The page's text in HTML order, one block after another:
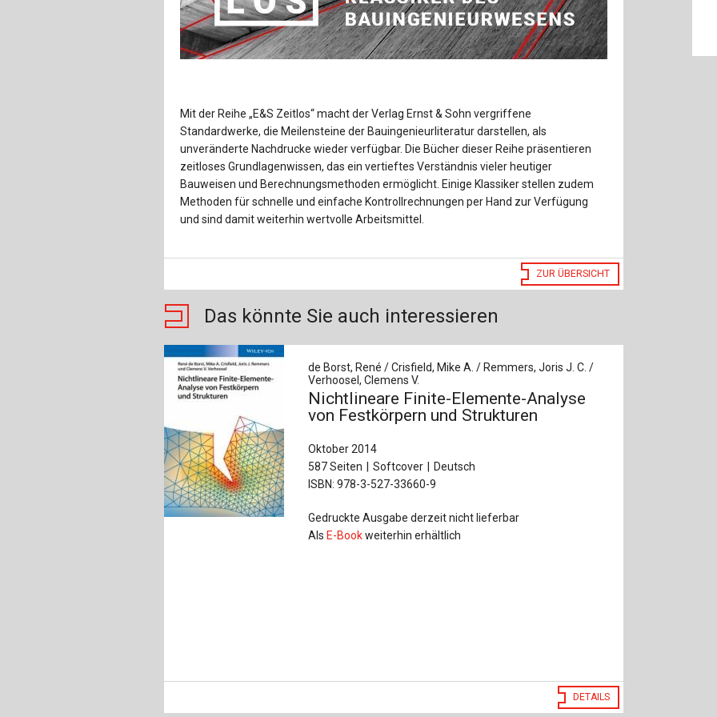
Baustoffe
Bautechnikgeschichte
Brückenbau
E&S Zeitlos
Mit der Reihe „E&S Zeitlos“ macht der Verlag Ernst & Sohn vergriffene
Standardwerke, die Meilensteine der Bauingenieurliteratur darstellen, als
unveränderte Nachdrucke wieder verfügbar. Die Bücher dieser Reihe präsentieren
zeitloses Grundlagenwissen, das ein vertieftes Verständnis vieler heutiger
Bauweisen und Berechnungsmethoden ermöglicht. Einige Klassiker stellen zudem
Methoden für schnelle und einfache Kontrollrechnungen per Hand zur Verfügung
und sind damit weiterhin wertvolle Arbeitsmittel.
ZUR ÜBERSICHT
Das könnte Sie auch interessieren
de Borst, René / Crisfield, Mike A. / Remmers, Joris J. C. /
Verhoosel, Clemens V.
Nichtlineare Finite-Elemente-Analyse
von Festkörpern und Strukturen
Oktober 2014
587 Seiten
Softcover
Deutsch
ISBN: 978-3-527-33660-9
Gedruckte Ausgabe derzeit nicht lieferbar
Als E-Bookweiterhin erhältlich
DETAILS